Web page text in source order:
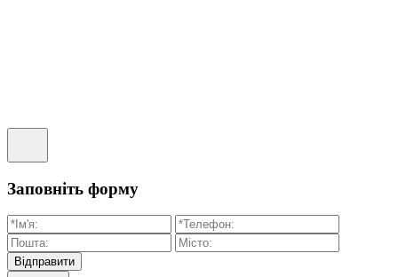
Заповніть форму
Відправити